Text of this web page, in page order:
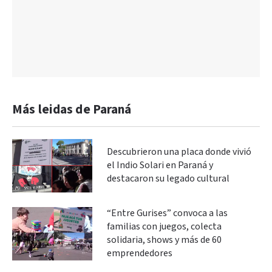
Más leidas de Paraná
Descubrieron una placa donde vivió
el Indio Solari en Paraná y
destacaron su legado cultural
“Entre Gurises” convoca a las
familias con juegos, colecta
solidaria, shows y más de 60
emprendedores